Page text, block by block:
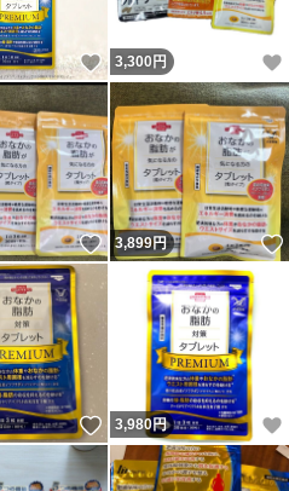
いいね！
3,300 円
いいね！
3,899円
いいね！
3,980円